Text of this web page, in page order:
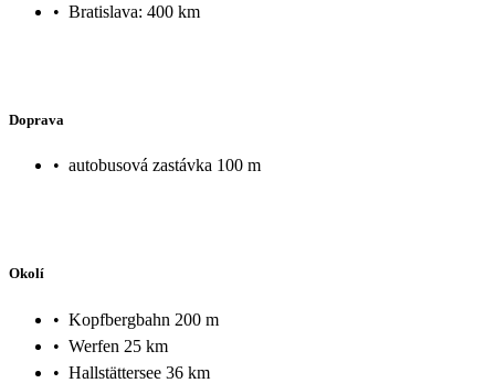
• Bratislava: 400 km
Doprava
• autobusová zastávka 100 m
Okolí
• Kopfbergbahn 200 m
• Werfen 25 km
• Hallstättersee 36 km